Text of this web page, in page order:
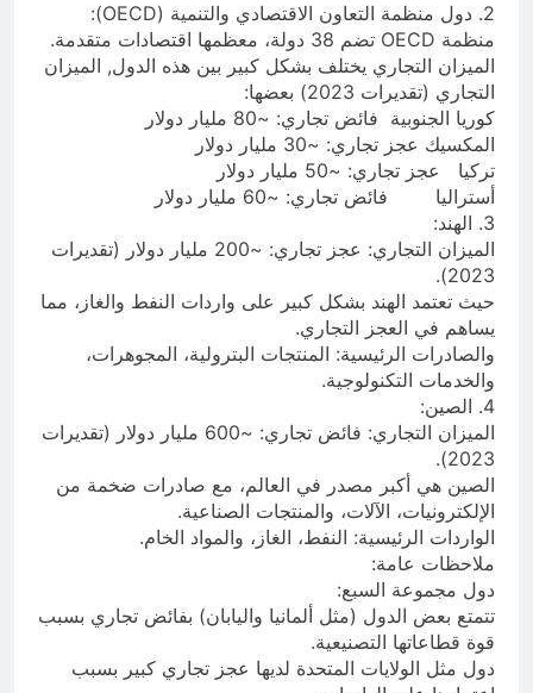
2. دول منظمة التعاون الاقتصادي والتنمية (OECD):
منظمة OECD تضم 38 دولة، معظمها اقتصادات متقدمة.
الميزان التجاري يختلف بشكل كبير بين هذه الدول, الميزان
التجاري (تقديرات 2023) بعضها:
كوريا الجنوبية فائض تجاري: ~80 مليار دولار
المكسيك عجز تجاري: ~30 مليار دولار
تركيا عجز تجاري: ~50 مليار دولار
أستراليا فائض تجاري: ~60 مليار دولار
3. الهند:
الميزان التجاري: عجز تجاري: ~200 مليار دولار (تقديرات
2023).
حيث تعتمد الهند بشكل كبير على واردات النفط والغاز، مما
يساهم في العجز التجاري.
والصادرات الرئيسية: المنتجات البترولية، المجوهرات،
والخدمات التكنولوجية.
4. الصين:
الميزان التجاري: فائض تجاري: ~600 مليار دولار (تقديرات
2023).
الصين هي أكبر مصدر في العالم، مع صادرات ضخمة من
الإلكترونيات، الآلات، والمنتجات الصناعية.
الواردات الرئيسية: النفط، الغاز، والمواد الخام.
ملاحظات عامة:
دول مجموعة السبع:
تتمتع بعض الدول (مثل ألمانيا واليابان) بفائض تجاري بسبب
قوة قطاعاتها التصنيعية.
دول مثل الولايات المتحدة لديها عجز تجاري كبير بسبب